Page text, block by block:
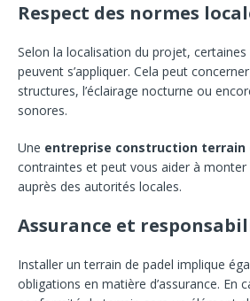
Respect des normes
Selon la localisation du projet, certaines
peuvent s’appliquer. Cela peut
structures, l’éclairage nocturne ou
sonores.
Une entreprise construction terrain
contraintes et peut vous aider à
auprès des autorités locales.
Assurance et
Installer un terrain de padel implique
obligations en matière d’assurance. En